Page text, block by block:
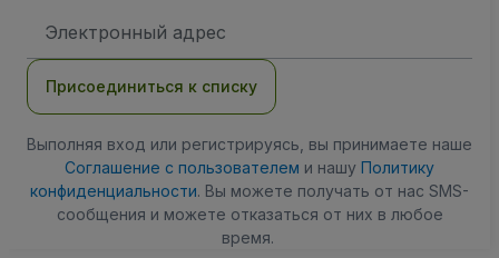
электронной
Присоединиться к списку
Выполняя вход или регистрируясь, вы принимаете наше
Соглашение с пользователем и нашу Политику
конфиденциальности. Вы можете получать от нас SMS-
сообщения и можете отказаться от них в любое
время.